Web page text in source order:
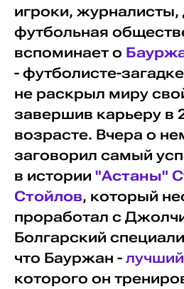
игроки, журналисты,
футбольная
вспоминает о
- футболисте-
не раскрыл миру
завершив карьеру в
возрасте. Вчера о
заговорил самый
в истории "Астаны"
Стойлов, который
проработал с
Болгарский
что Бауржан -
которого он